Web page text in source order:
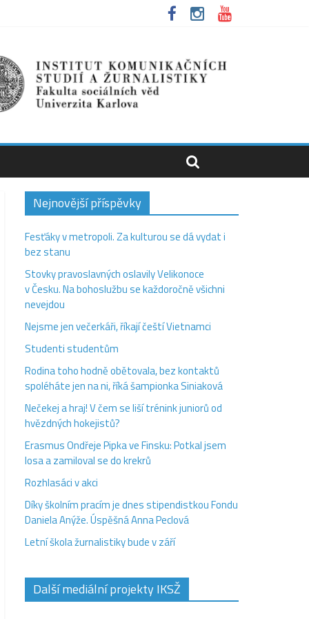
Nejnovější příspěvky
Fesťáky v metropoli. Za kulturou se dá vydat i
bez stanu
Stovky pravoslavných oslavily Velikonoce
v Česku. Na bohoslužbu se každoročně všichni
nevejdou
Nejsme jen večerkáři, říkají čeští Vietnamci
Studenti studentům
Rodina toho hodně obětovala, bez kontaktů
spoléháte jen na ni, říká šampionka Siniaková
Nečekej a hraj! V čem se liší trénink juniorů od
hvězdných hokejistů?
Erasmus Ondřeje Pipka ve Finsku: Potkal jsem
losa a zamiloval se do krekrů
Rozhlasáci v akci
Díky školním pracím je dnes stipendistkou Fondu
Daniela Anýže. Úspěšná Anna Peclová
Letní škola žurnalistiky bude v září
Další mediální projekty IKSŽ